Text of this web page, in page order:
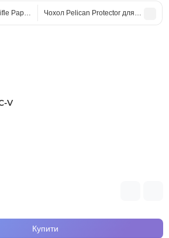
Paper Co. Garden Party Blue MagSafe для
Чохол Pelican Protector для iPhone
V
Купити